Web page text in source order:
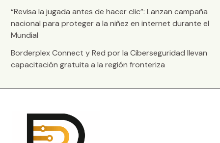
“Revisa la jugada antes de hacer clic”: Lanzan campaña
nacional para proteger a la niñez en internet durante el
Mundial
Borderplex Connect y Red por la Ciberseguridad llevan
capacitación gratuita a la región fronteriza